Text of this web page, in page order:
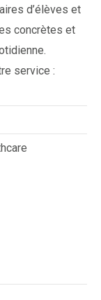
d’élèves et
concrètes et
service :